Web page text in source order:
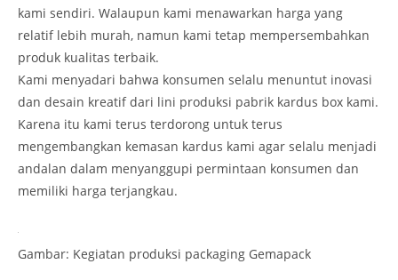
kami sendiri. Walaupun kami menawarkan harga yang
relatif lebih murah, namun kami tetap mempersembahkan
produk kualitas terbaik.
Kami menyadari bahwa konsumen selalu menuntut inovasi
dan desain kreatif dari lini produksi pabrik kardus box kami.
Karena itu kami terus terdorong untuk terus
mengembangkan kemasan kardus kami agar selalu menjadi
andalan dalam menyanggupi permintaan konsumen dan
memiliki harga terjangkau.
Gambar: Kegiatan produksi packaging Gemapack